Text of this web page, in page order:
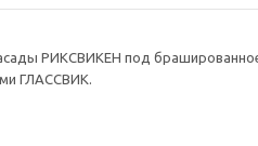
РИКСВИКЕН под
ГЛАССВИК.